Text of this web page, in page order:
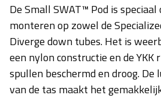
De Small SWAT™ Pod is
monteren op zowel de
Diverge down tubes. Het is
een nylon constructie en de YKK
spullen beschermd en droog. De
van de tas maakt het